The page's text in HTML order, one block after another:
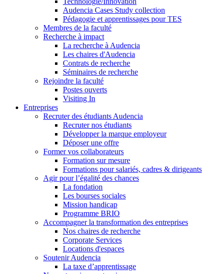
Audencia Cases Study collection
Pédagogie et apprentissages pour TES
Membres de la faculté
Recherche à impact
La recherche à Audencia
Les chaires d'Audencia
Contrats de recherche
Séminaires de recherche
Rejoindre la faculté
Postes ouverts
Visiting In
Entreprises
Recruter des étudiants Audencia
Recruter nos étudiants
Développer la marque employeur
Déposer une offre
Former vos collaborateurs
Formation sur mesure
Formations pour salariés, cadres & dirigeants
Agir pour l’égalité des chances
La fondation
Les bourses sociales
Mission handicap
Programme BRIO
Accompagner la transformation des entreprises
Nos chaires de recherche
Corporate Services
Locations d'espaces
Soutenir Audencia
La taxe d’apprentissage